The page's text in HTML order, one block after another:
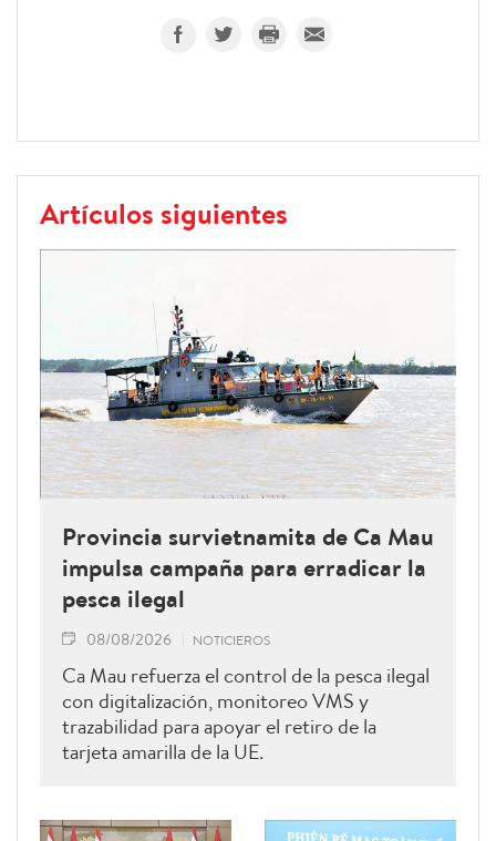
Artículos siguientes
Provincia survietnamita de Ca Mau
impulsa campaña para erradicar la
pesca ilegal
08/08/2026 NOTICIEROS
Ca Mau refuerza el control de la pesca ilegal
con digitalización, monitoreo VMS y
trazabilidad para apoyar el retiro de la
tarjeta amarilla de la UE.